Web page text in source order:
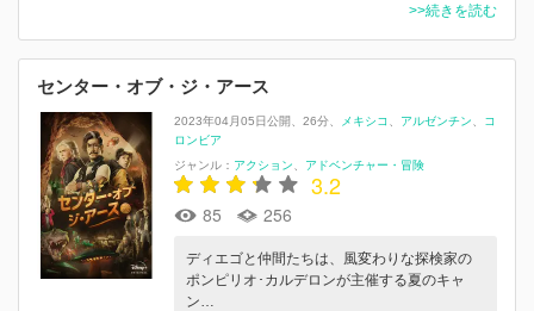
>>続きを読む
センター・オブ・ジ・アース
2023年04月05日公開 26分 メキシコ アルゼンチン
コ
ロンビア
ジャンル： アクション アドベンチャー・冒険
3.2
85 256
ディエゴと仲間たちは、風変わりな探検家の
ポンピリオ･カルデロンが主催する夏のキャ
ン…